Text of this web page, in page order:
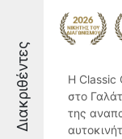
Διακριθέντες
Η Classic
στο
της